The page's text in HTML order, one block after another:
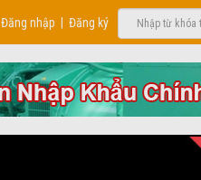
Đăng nhập Đăng ký